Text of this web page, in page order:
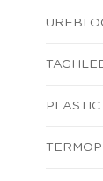
PLASTIC